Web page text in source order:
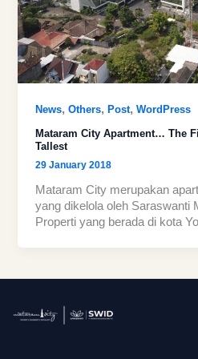
News,Others,Post,WordPress
Mataram City Apartment… The
Tallest
29 January 2018
Mataram City merupakan
yang dikelola oleh Saraswanti
Properti yang berada di kota